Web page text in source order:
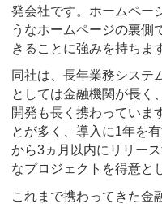
発会社です。ホームペー
うなホームページの裏側
きることに強みを持ちま
同社は、長年業務システ
としては金融機関が長く
開発も長く携わっていま
とが多く、導入に1年を
から3ヵ月以内にリリー
なプロジェクトを得意と
これまで携わってきた金